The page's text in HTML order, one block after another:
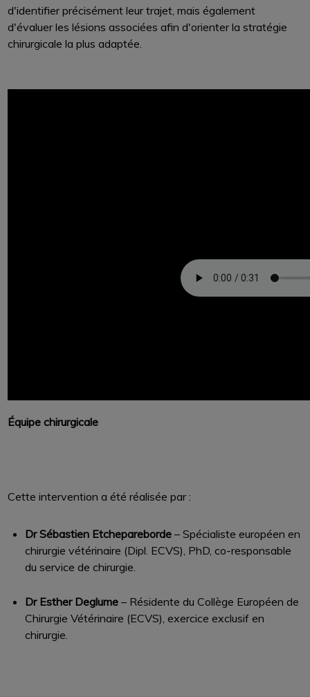
d'identifier précisément leur trajet, mais également
d'évaluer les lésions associées afin d'orienter la stratégie
chirurgicale la plus adaptée.
Équipe chirurgicale
Cette intervention a été réalisée par :
Dr Sébastien Etchepareborde – Spécialiste européen en
chirurgie vétérinaire (Dipl. ECVS), PhD, co-responsable
du service de chirurgie.
Dr Esther Deglume – Résidente du Collège Européen de
Chirurgie Vétérinaire (ECVS), exercice exclusif en
chirurgie.